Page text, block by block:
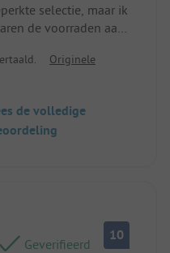
een reputatie. Het
je een trein naar
is een korte
hadden onze eigen
selectie, maar ik
de voorraden aan
Originele
de volledige
Geverifieerd
10